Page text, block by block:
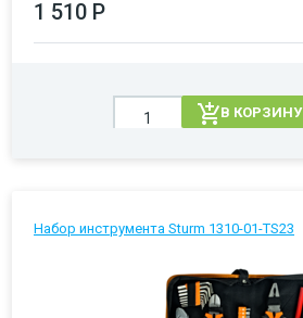
1 510 Р
В КОРЗИНУ
Набор инструмента Sturm 1310-01-TS23